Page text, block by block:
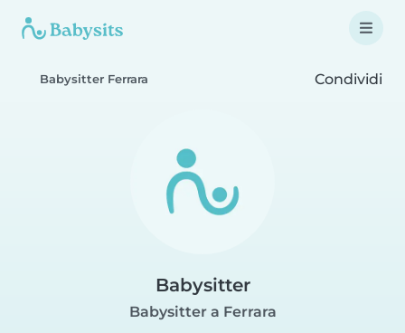
Babysitter Ferrara Condividi
Babysitter
Babysitter a Ferrara